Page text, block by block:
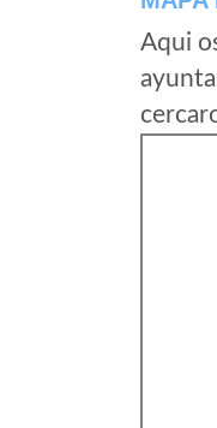
Aqui